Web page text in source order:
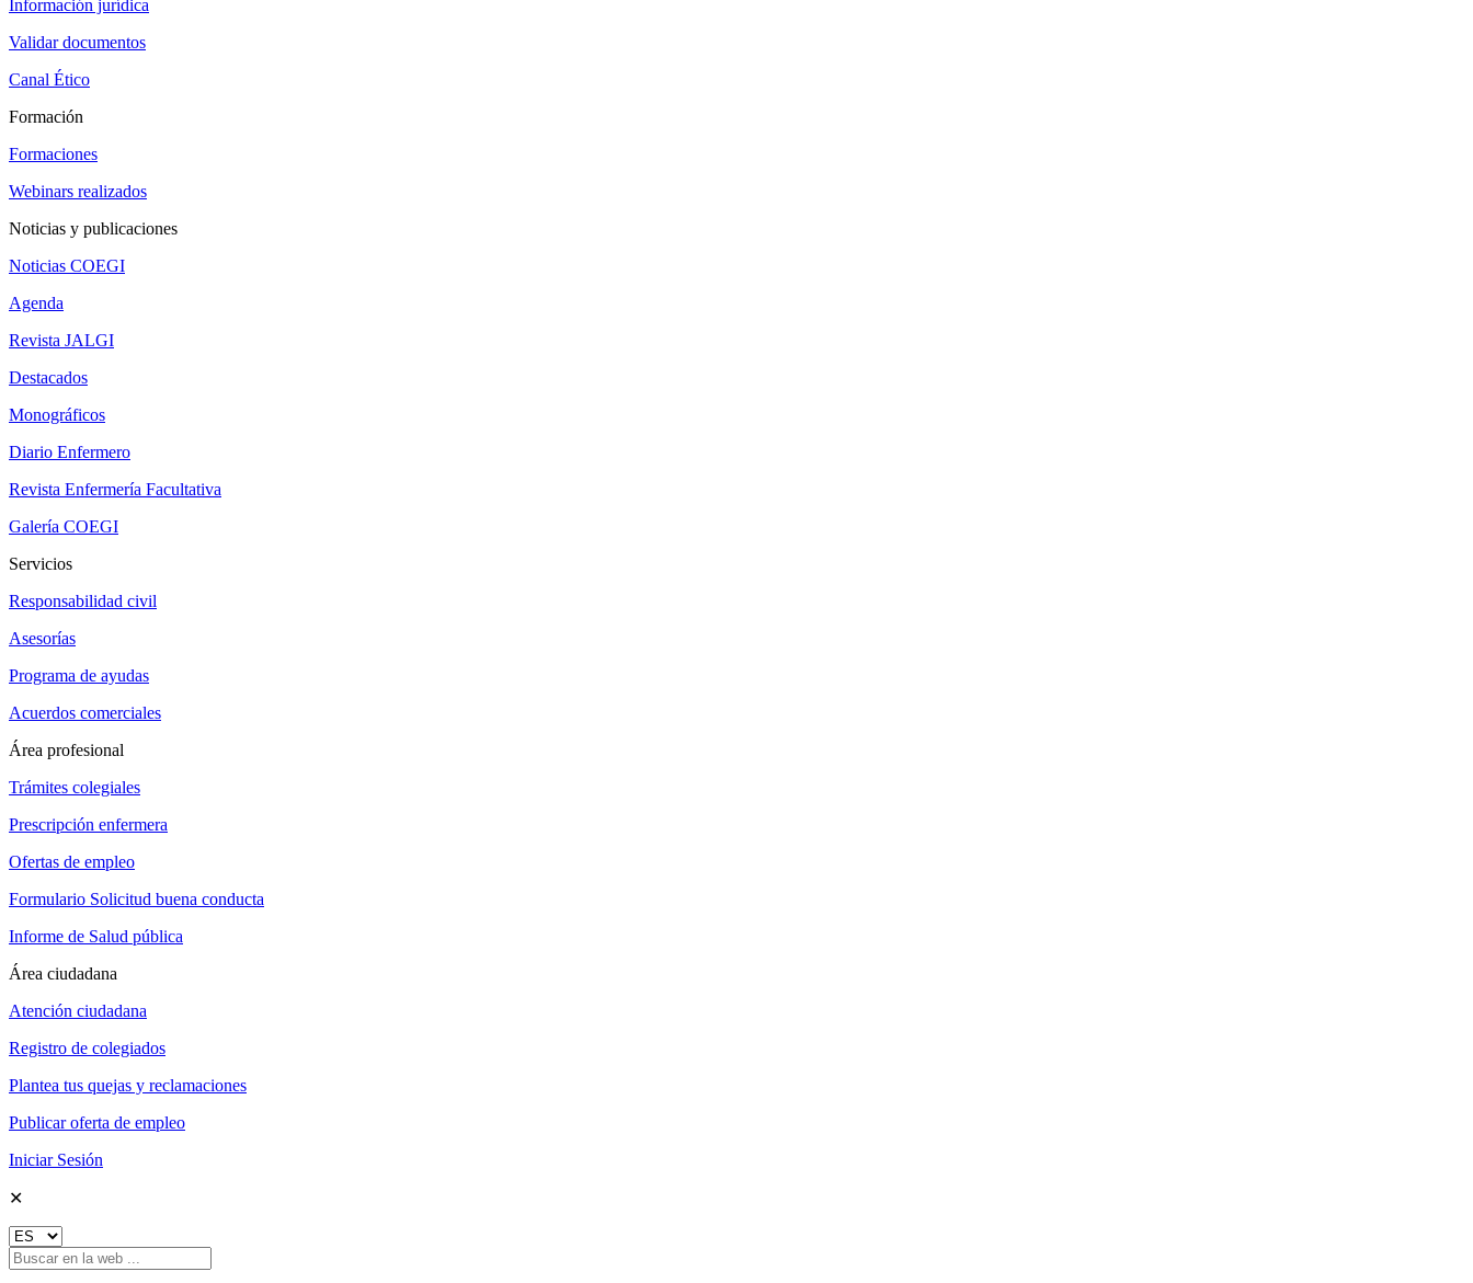
Información jurídica
Validar documentos
Canal Ético
Formación
Formaciones
Webinars realizados
Noticias y publicaciones
Noticias COEGI
Agenda
Revista JALGI
Destacados
Monográficos
Diario Enfermero
Revista Enfermería Facultativa
Galería COEGI
Servicios
Responsabilidad civil
Asesorías
Programa de ayudas
Acuerdos comerciales
Área profesional
Trámites colegiales
Prescripción enfermera
Ofertas de empleo
Formulario Solicitud buena conducta
Informe de Salud pública
Área ciudadana
Atención ciudadana
Registro de colegiados
Plantea tus quejas y reclamaciones
Publicar oferta de empleo
Iniciar Sesión
✕